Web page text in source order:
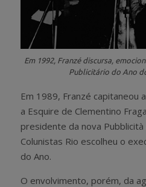
Em 1992, Franzé discursa,
Publicitário do Ano
Em 1989, Franzé capitaneou
a Esquire de Clementino
presidente da nova
Colunistas Rio escolheu o
do Ano.
O envolvimento, porém, da